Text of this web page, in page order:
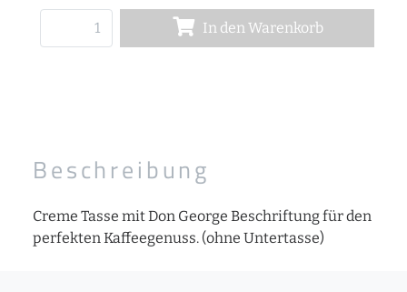
In den Warenkorb
Beschreibung
Creme Tasse mit Don George Beschriftung für den
perfekten Kaffeegenuss. (ohne Untertasse)